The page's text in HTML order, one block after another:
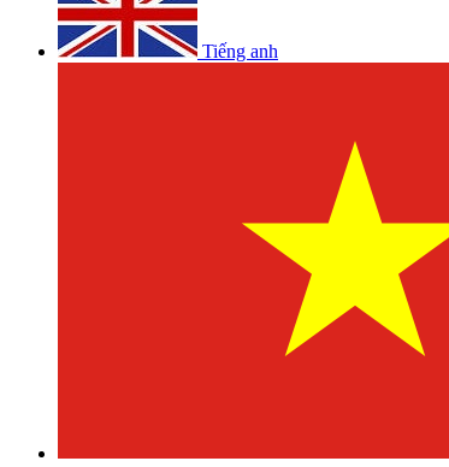
Tiếng anh